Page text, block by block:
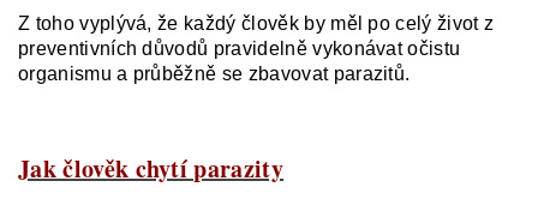
Z toho vyplývá, že každý člověk by měl po celý život z
preventivních důvodů pravidelně vykonávat očistu
organismu a průběžně se zbavovat parazitů.
Jak člověk chytí parazity